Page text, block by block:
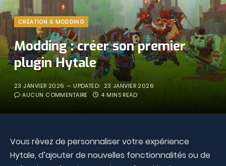
CRÉATION & MODDING
Modding : créer son premier
plugin Hytale
23 JANVIER 2026 UPDATED: 23 JANVIER 2026
AUCUN COMMENTAIRE
4 MINS READ
Vous rêvez de personnaliser votre expérience
Hytale, d’ajouter de nouvelles fonctionnalités ou de